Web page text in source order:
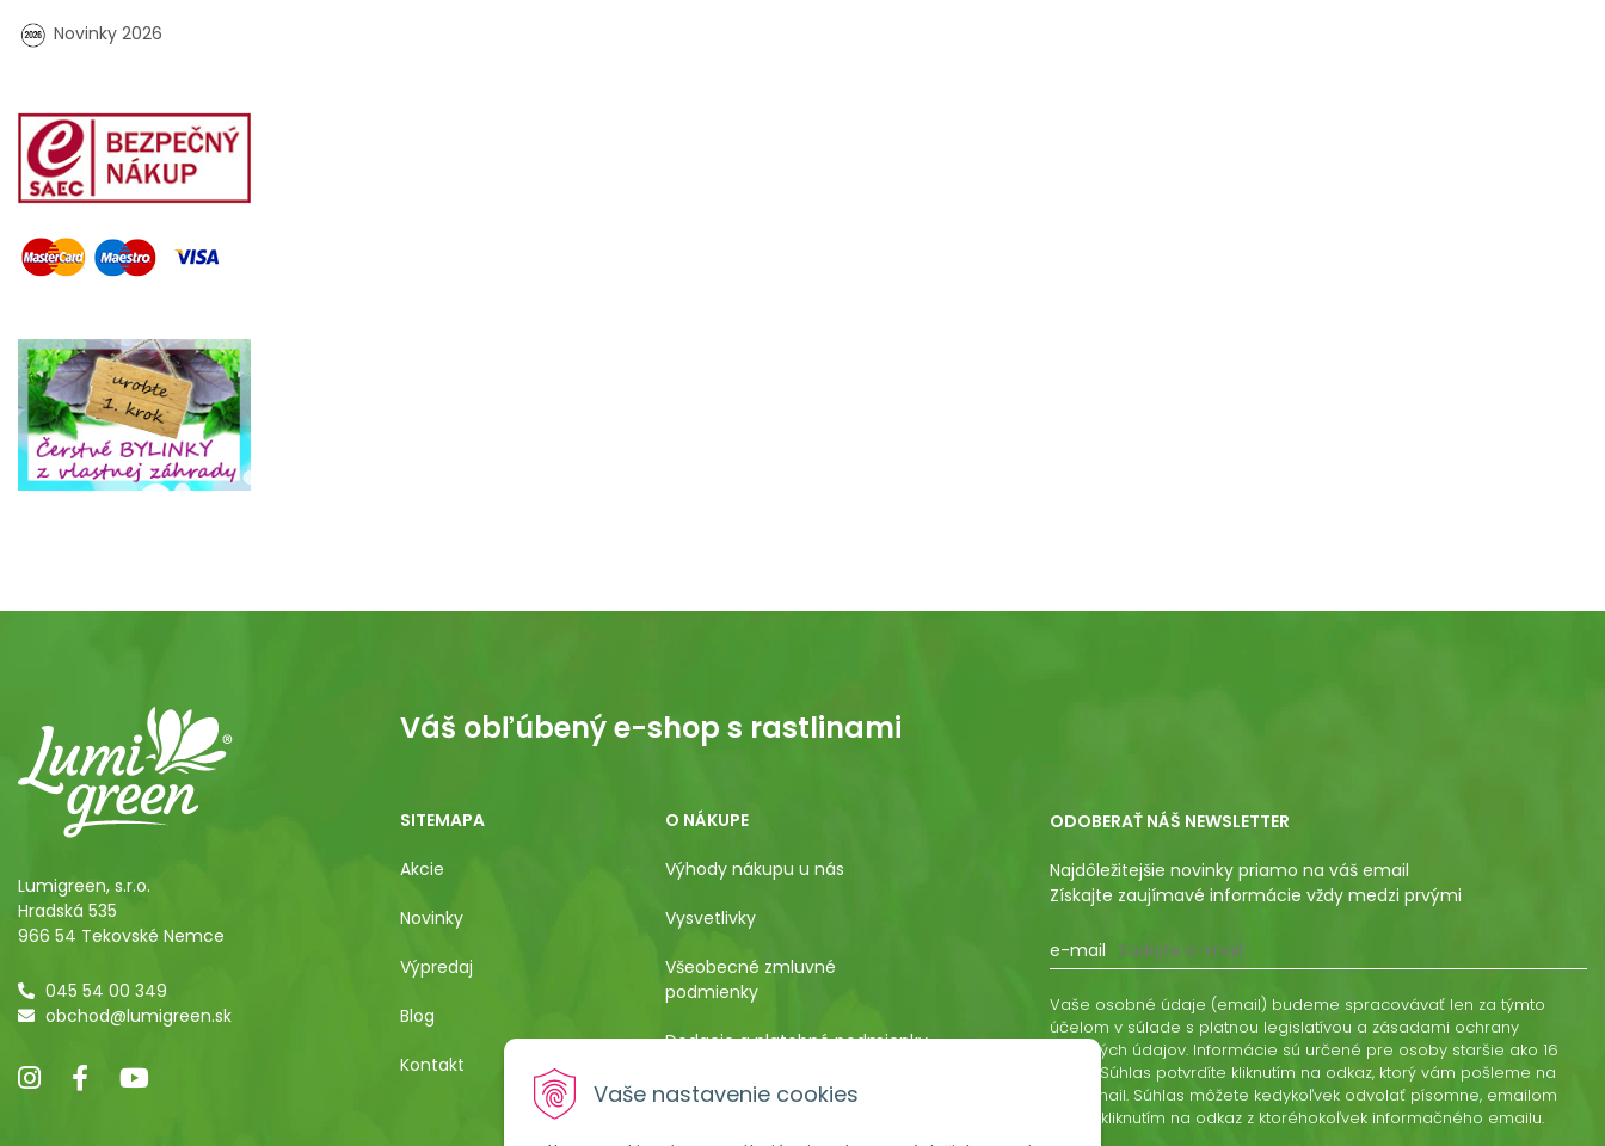
Vaše nastavenie cookies
Novinky 2026
Lumigreen, s.r.o.
Hradská 535
966 54 Tekovské Nemce
045 54 00 349
obchod@lumigreen.sk
Váš obľúbený e-shop s rastlinami
SITEMAPA
Akcie
Novinky
Výpredaj
Blog
Kontakt
O NÁKUPE
Výhody nákupu u nás
Vysvetlivky
Všeobecné zmluvné
podmienky
Dodacie a platobné podmienky
Pestovateľský manuál
Poučenie o uplatnení práva
ODOBERAŤ NÁŠ NEWSLETTER
Najdôležitejšie novinky priamo na váš email
Získajte zaujímavé informácie vždy medzi prvými
e-mail
Vaše osobné údaje (email) budeme spracovávať len za týmto
účelom v súlade s platnou legislatívou a zásadami ochrany
osobných údajov. Informácie sú určené pre osoby staršie ako 16
rokov. Súhlas potvrdíte kliknutím na odkaz, ktorý vám pošleme na
váš email. Súhlas môžete kedykoľvek odvolať písomne, emailom
alebo kliknutím na odkaz z ktoréhokoľvek informačného emailu.